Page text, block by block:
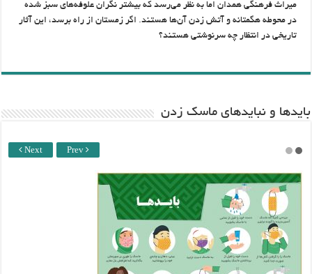
میراث فرهنگی همدان اما به نظر می‌رسد که بیشتر نگران علوفه‌های سبز شده
در محوطه هگمتانه و آتش زدن آن‌ها هستند. اگر زمستان از راه برسد، این آثار
تاریخی در انتظار چه سرنوشتی هستند؟
باید‌ها و نبایدهای ماسک زدن
Next Prev